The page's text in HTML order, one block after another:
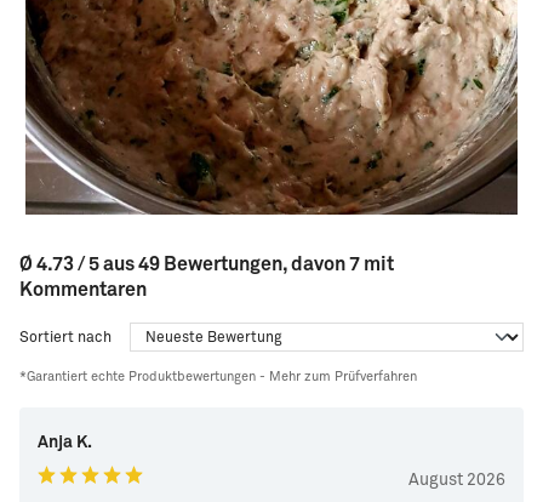
Ø 4.73 / 5 aus 49 Bewertungen, davon 7 mit
Kommentaren
Sortiert nach
*Garantiert echte Produktbewertungen - Mehr zum Prüfverfahren
Anja K.
August 2026